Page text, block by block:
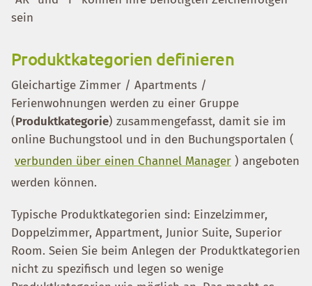
sein
Produktkategorien definieren
Gleichartige Zimmer / Apartments /
Ferienwohnungen werden zu einer Gruppe
(Produktkategorie) zusammengefasst, damit sie im
online Buchungstool und in den Buchungsportalen (
verbunden über einen Channel Manager ) angeboten
werden können.
Typische Produktkategorien sind: Einzelzimmer,
Doppelzimmer, Appartment, Junior Suite, Superior
Room. Seien Sie beim Anlegen der Produktkategorien
nicht zu spezifisch und legen so wenige